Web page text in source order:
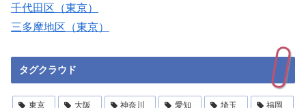
千代田区（東京）
三多摩地区（東京）
タグクラウド
東京 大阪 神奈川 愛知 埼玉 福岡